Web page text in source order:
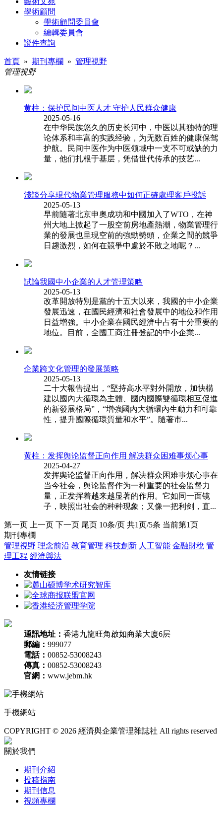
學術顧問
學術顧問委員會
編輯委員會
證件查詢
首頁 » 期刊專欄 » 管理視野
管理視野
黄柱：保护民间中医人才 守护人民群众健康
2025-05-16
在中华民族悠久的历史长河中，中医以其独特的理
论体系和丰富的实践经验，为无数百姓的健康保驾
护航。民间中医作为中医领域中一支不可或缺的力
量，他们扎根于基层，凭借世代传承的技艺...
淺談分享現代物業管理服務中如何正確處理客戶投訴
2025-05-13
早前隨著北京申奧成功和中國加入了WTO，在神
州大地上掀起了一股空前房地產熱潮，物業管理行
業的發展也呈現空前的強勁勢頭，企業之間的競爭
日趨激烈，如何在競爭中處於不敗之地呢？...
試論我國中小企業的人才管理策略
2025-05-13
改革開放特別是黨的十五大以來，我國的中小企業
發展迅速，在國民經濟和社會發展中的地位和作用
日益增強。中小企業在國民經濟中占有十分重要的
地位。目前，全國工商注冊登記的中小企業...
企業跨文化管理的發展策略
2025-05-13
二十大報告提出，“堅持高水平對外開放，加快構
建以國內大循環為主體、國內國際雙循環相互促進
的新發展格局”，“增強國內大循環內生動力和可靠
性，提升國際循環質量和水平”。隨著市...
黄柱：发挥舆论监督正向作用 解决群众困难事烦心事
2025-04-27
发挥舆论监督正向作用，解决群众困难事烦心事在
当今社会，舆论监督作为一种重要的社会监督力
量，正发挥着越来越显著的作用。它如同一面镜
子，映照出社会的种种现象；又像一把利剑，直...
第一页 上一页 下一页 尾页 10条/页 共1页/5条 当前第1页
期刊專欄
管理視野 理念前沿 教育管理 科技創新 人工智能 金融財稅 管
理工程 經濟與法
友情链接
通訊地址： 香港九龍旺角啟如商業大廈6层
郵編： 999077
電話： 00852-53008243
傳真： 00852-53008243
官網： www.jebm.hk
手機網站
COPYRIGHT © 2026 經濟與企業管理雜誌社 All rights reserved
關於我們
期刊介紹
投稿指南
期刊信息
視頻專欄